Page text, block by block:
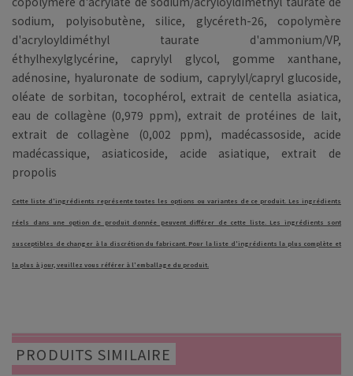
sodium, polyisobutène, silice, glycéreth-26, copolymère
d'acryloyldiméthyl taurate d'ammonium/VP,
éthylhexylglycérine, caprylyl glycol, gomme xanthane,
adénosine, hyaluronate de sodium, caprylyl/capryl glucoside,
oléate de sorbitan, tocophérol, extrait de centella asiatica,
eau de collagène (0,979 ppm), extrait de protéines de lait,
extrait de collagène (0,002 ppm), madécassoside, acide
madécassique, asiaticoside, acide asiatique, extrait de
propolis
Cette liste d'ingrédients représente toutes les options ou variantes de ce produit. Les ingrédients
réels dans une option de produit donnée peuvent différer de cette liste. Les ingrédients sont
susceptibles de changer à la discrétion du fabricant. Pour la liste d'ingrédients la plus complète et
la plus à jour, veuillez vous référer à l'emballage du produit.
PRODUITS SIMILAIRE